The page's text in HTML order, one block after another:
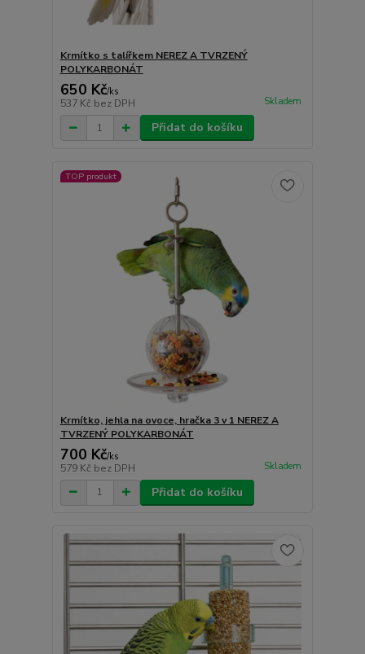
Krmítko s talířkem NEREZ A TVRZENÝ
POLYKARBONÁT
650 Kč/ks
537 Kč bez DPH Skladem
Přidat do košíku
TOP produkt
Krmítko, jehla na ovoce, hračka 3 v 1 NEREZ A
TVRZENÝ POLYKARBONÁT
700 Kč/ks
579 Kč bez DPH Skladem
Přidat do košíku